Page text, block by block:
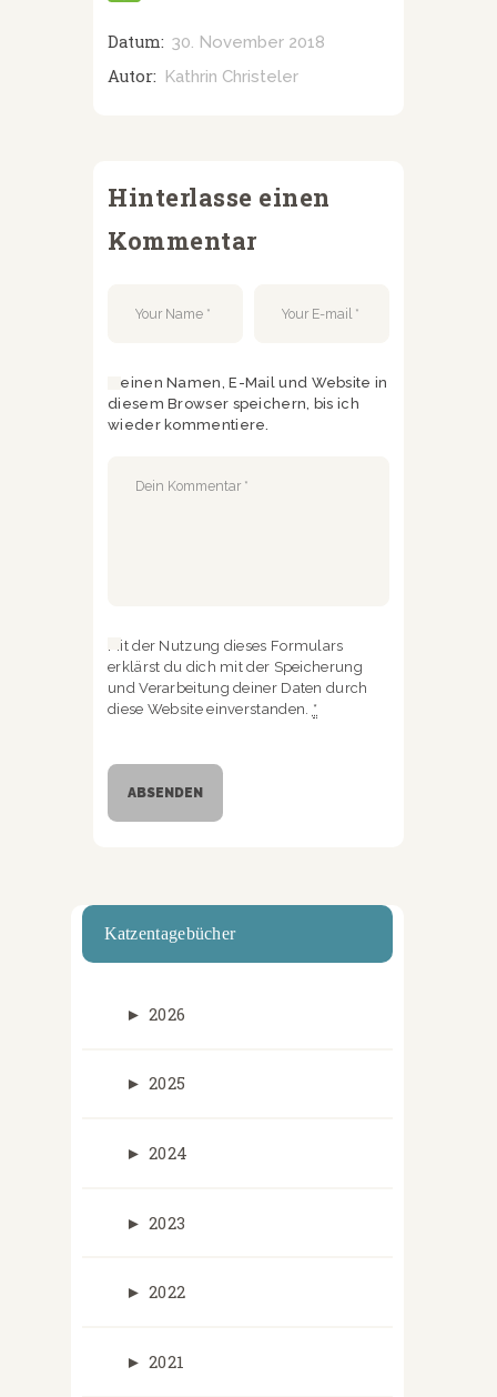
Datum: 30. November 2018
Autor: Kathrin Christeler
Hinterlasse einen
Kommentar
Meinen Namen, E-Mail und Website in
diesem Browser speichern, bis ich
wieder kommentiere.
Mit der Nutzung dieses Formulars
erklärst du dich mit der Speicherung
und Verarbeitung deiner Daten durch
diese Website einverstanden. *
Katzentagebücher
► 2026
► 2025
► 2024
► 2023
► 2022
► 2021